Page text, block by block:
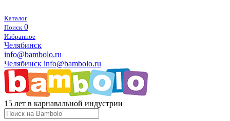
Каталог
Поиск 0
Избранное
Челябинск
info@bambolo.ru
Челябинск info@bambolo.ru
15 лет в карнавальной индустрии